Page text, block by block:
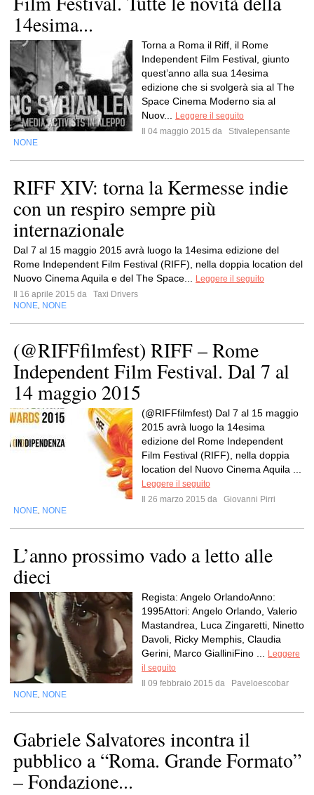
14esima...
Torna a Roma il Riff, il Rome
Independent Film Festival, giunto
quest’anno alla sua 14esima
edizione che si svolgerà sia al The
Space Cinema Moderno sia al
Nuov...
Leggere il seguito
Il 04 maggio 2015 da
Stivalepensante
NONE
RIFF XIV: torna la Kermesse indie
con un respiro sempre più
internazionale
Dal 7 al 15 maggio 2015 avrà luogo la 14esima edizione del
Rome Independent Film Festival (RIFF), nella doppia location del
Nuovo Cinema Aquila e del The Space...
Leggere il seguito
Il 16 aprile 2015 da
Taxi Drivers
NONE NONE
(@RIFFfilmfest) RIFF – Rome
Independent Film Festival. Dal 7 al
14 maggio 2015
(@RIFFfilmfest) Dal 7 al 15 maggio
2015 avrà luogo la 14esima
edizione del Rome Independent
Film Festival (RIFF), nella doppia
location del Nuovo Cinema Aquila ...
Leggere il seguito
Il 26 marzo 2015 da
Giovanni Pirri
NONE NONE
L’anno prossimo vado a letto alle
dieci
Regista: Angelo OrlandoAnno:
1995Attori: Angelo Orlando, Valerio
Mastandrea, Luca Zingaretti, Ninetto
Davoli, Ricky Memphis, Claudia
Gerini, Marco GialliniFino ...
Leggere
il seguito
Il 09 febbraio 2015 da
Paveloescobar
NONE NONE
Gabriele Salvatores incontra il
pubblico a “Roma. Grande Formato”
– Fondazione...